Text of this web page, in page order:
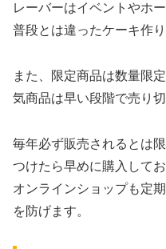
レーバーはイベントやホ
普段とは違ったケーキ作り
また、限定商品は数量限
気商品は早い段階で売り
毎年必ず販売されるとは
つけたら早めに購入して
オンラインショップも定
を防げます。